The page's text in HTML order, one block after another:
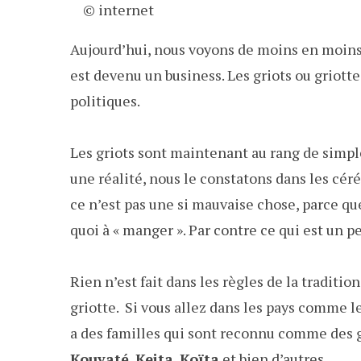
© internet
Aujourd’hui, nous voyons de moins en
est devenu un business. Les griots ou
politiques.
Les griots sont maintenant au rang de
une réalité, nous le constatons dans les
ce n’est pas une si mauvaise chose, parce
quoi à « manger ». Par contre ce qui est un
Rien n’est fait dans les règles de la
griotte. Si vous allez dans les pays comme
a des familles qui sont reconnu comme